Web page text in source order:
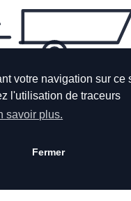
votre navigation sur ce
l'utilisation de traceurs
savoir plus.
Fermer
en stock commandés
préparation et l'
reçoivent le colis
dès